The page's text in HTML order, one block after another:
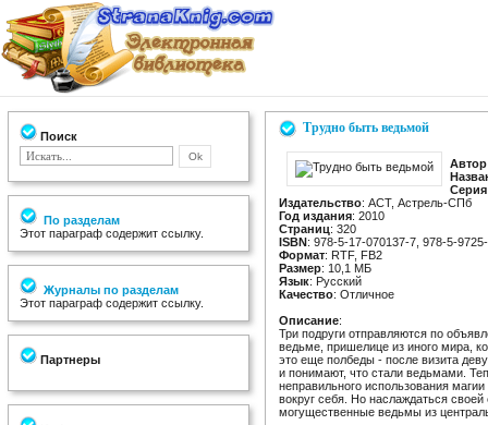
Поиск
По разделам
Этот параграф содержит ссылку.
Журналы по разделам
Этот параграф содержит ссылку.
Партнеры
Трудно быть ведьмой
Автор
Серия
Издательство: АСТ, Астрель-СПб
Год издания: 2010
Страниц: 320
ISBN: 978-5-17-070137-7, 978-5-
Формат: RTF, FB2
Размер: 10,1 МБ
Язык: Русский
Качество: Отличное
Описание:
Три подруги отправляются по
ведьме, пришелице из иного мира,
это еще полбеды - после визита
и понимают, что стали ведьмами.
неправильного использования
вокруг себя. Но наслаждаться
могущественные ведьмы из